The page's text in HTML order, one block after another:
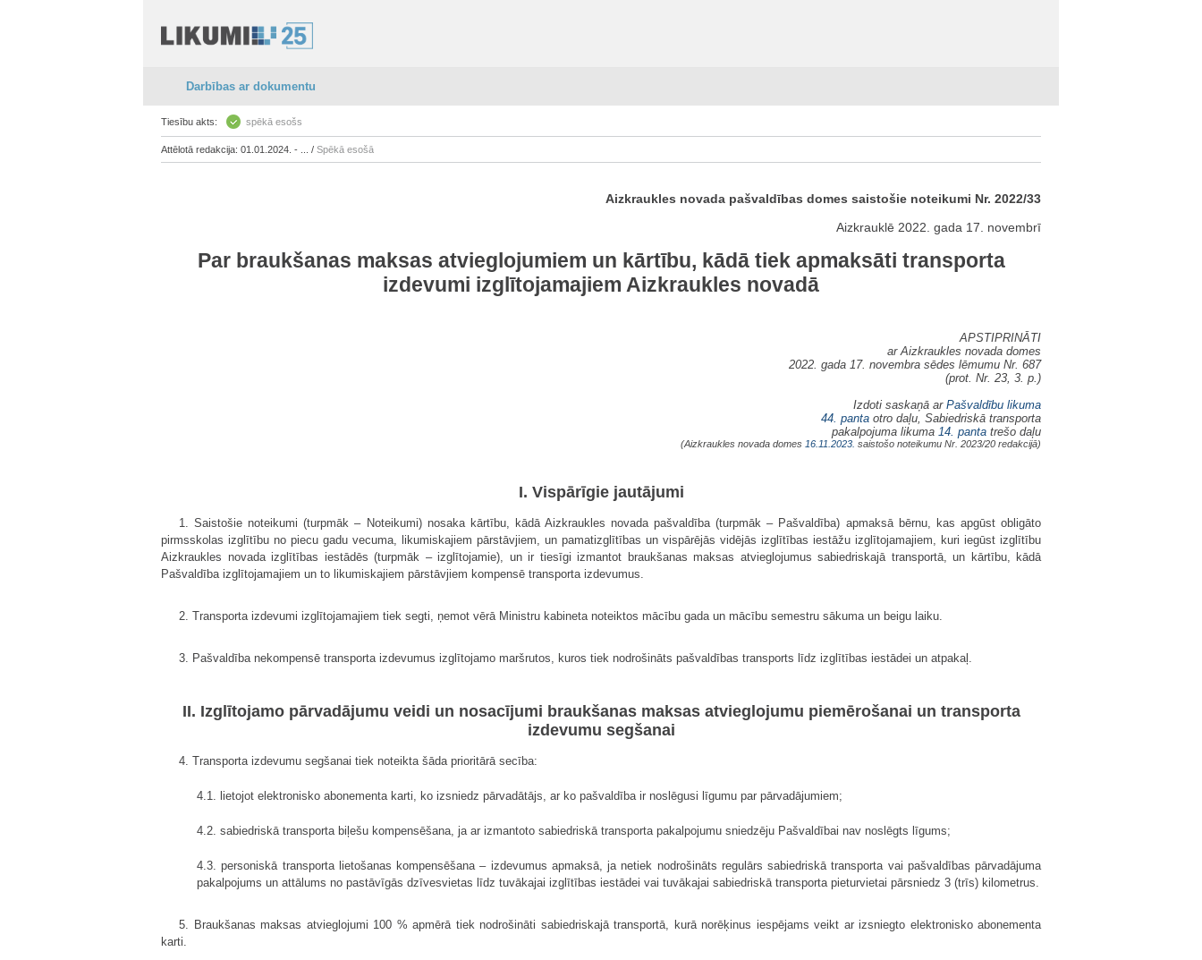
Darbības ar dokumentu
Tiesību akts: spēkā esošs
Attēlotā redakcija: 01.01.2024. - ... / Spēkā esošā
Aizkraukles novada pašvaldības domes saistošie noteikumi Nr. 2022/33
Aizkrauklē 2022. gada 17. novembrī
Par braukšanas maksas atvieglojumiem un kārtību, kādā tiek apmaksāti transporta
izdevumi izglītojamajiem Aizkraukles novadā
APSTIPRINĀTI
ar Aizkraukles novada domes
2022. gada 17. novembra sēdes lēmumu Nr. 687
(prot. Nr. 23, 3. p.)
Izdoti saskaņā ar Pašvaldību likuma
44. panta otro daļu, Sabiedriskā transporta
pakalpojuma likuma 14. panta trešo daļu
(Aizkraukles novada domes 16.11.2023. saistošo noteikumu Nr. 2023/20 redakcijā)
I. Vispārīgie jautājumi
1. Saistošie noteikumi (turpmāk – Noteikumi) nosaka kārtību, kādā Aizkraukles novada pašvaldība (turpmāk – Pašvaldība) apmaksā bērnu, kas apgūst obligāto
pirmsskolas izglītību no piecu gadu vecuma, likumiskajiem pārstāvjiem, un pamatizglītības un vispārējās vidējās izglītības iestāžu izglītojamajiem, kuri iegūst izglītību
Aizkraukles novada izglītības iestādēs (turpmāk – izglītojamie), un ir tiesīgi izmantot braukšanas maksas atvieglojumus sabiedriskajā transportā, un kārtību, kādā
Pašvaldība izglītojamajiem un to likumiskajiem pārstāvjiem kompensē transporta izdevumus.
2. Transporta izdevumi izglītojamajiem tiek segti, ņemot vērā Ministru kabineta noteiktos mācību gada un mācību semestru sākuma un beigu laiku.
3. Pašvaldība nekompensē transporta izdevumus izglītojamo maršrutos, kuros tiek nodrošināts pašvaldības transports līdz izglītības iestādei un atpakaļ.
II. Izglītojamo pārvadājumu veidi un nosacījumi braukšanas maksas atvieglojumu piemērošanai un transporta
izdevumu segšanai
4. Transporta izdevumu segšanai tiek noteikta šāda prioritārā secība:
4.1. lietojot elektronisko abonementa karti, ko izsniedz pārvadātājs, ar ko pašvaldība ir noslēgusi līgumu par pārvadājumiem;
4.2. sabiedriskā transporta biļešu kompensēšana, ja ar izmantoto sabiedriskā transporta pakalpojumu sniedzēju Pašvaldībai nav noslēgts līgums;
4.3. personiskā transporta lietošanas kompensēšana – izdevumus apmaksā, ja netiek nodrošināts regulārs sabiedriskā transporta vai pašvaldības pārvadājuma
pakalpojums un attālums no pastāvīgās dzīvesvietas līdz tuvākajai izglītības iestādei vai tuvākajai sabiedriskā transporta pieturvietai pārsniedz 3 (trīs) kilometrus.
5. Braukšanas maksas atvieglojumi 100 % apmērā tiek nodrošināti sabiedriskajā transportā, kurā norēķinus iespējams veikt ar izsniegto elektronisko abonementa
karti.